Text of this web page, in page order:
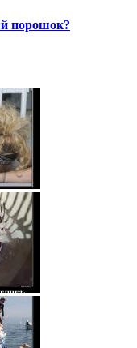
порошок?